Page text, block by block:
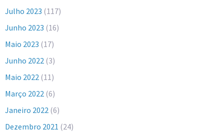
Julho 2023 (117)
Junho 2023 (16)
Maio 2023 (17)
Junho 2022 (3)
Maio 2022 (11)
Março 2022 (6)
Janeiro 2022 (6)
Dezembro 2021 (24)